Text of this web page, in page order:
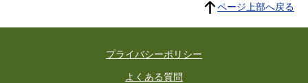
ページ上部へ戻る
プライバシーポリシー
よくある質問